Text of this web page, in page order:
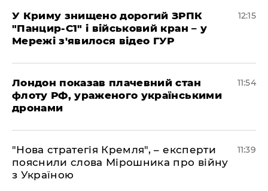
У Криму знищено дорогий ЗРПК
"Панцир-С1" і військовий кран – у
Мережі з'явилося відео ГУР
12:15
Лондон показав плачевний стан
флоту РФ, ураженого українськими
дронами
11:54
"Нова стратегія Кремля", – експерти
пояснили слова Мірошника про війну
з Україною
11:39